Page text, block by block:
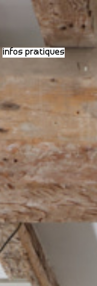
infos pratiques